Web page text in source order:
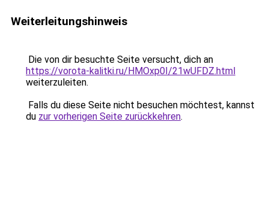
Weiterleitungshinweis
Die von dir besuchte Seite versucht, dich an
https://vorota-kalitki.ru/HMOxp0I/21wUFDZ.html
weiterzuleiten.
Falls du diese Seite nicht besuchen möchtest, kannst
du zur vorherigen Seite zurückkehren.